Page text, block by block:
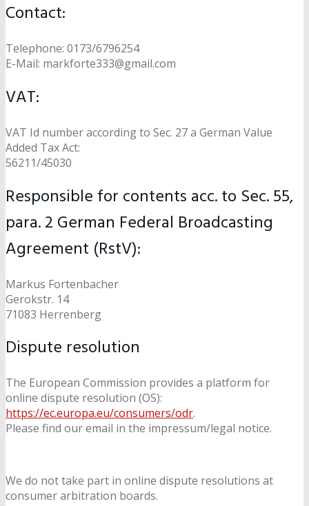
Contact:
Telephone: 0173/6796254
E-Mail: markforte333@gmail.com
VAT:
VAT Id number according to Sec. 27 a German Value
Added Tax Act:
56211/45030
Responsible for contents acc. to Sec. 55,
para. 2 German Federal Broadcasting
Agreement (RstV):
Markus Fortenbacher
Gerokstr. 14
71083 Herrenberg
Dispute resolution
The European Commission provides a platform for
online dispute resolution (OS):
https://ec.europa.eu/consumers/odr.
Please find our email in the impressum/legal notice.
We do not take part in online dispute resolutions at
consumer arbitration boards.